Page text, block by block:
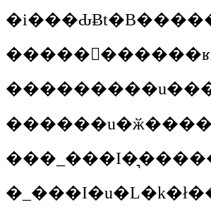
��������
�����
�_���I